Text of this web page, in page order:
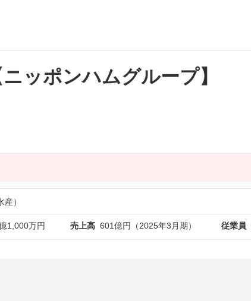
ッポンハムグループ】
）
1,000万円 売上高 601億円（2025年3月期） 従業員